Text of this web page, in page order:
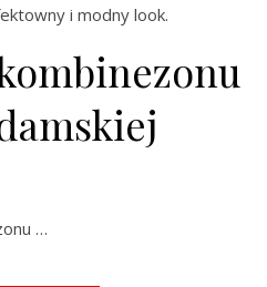
i modny look.
…